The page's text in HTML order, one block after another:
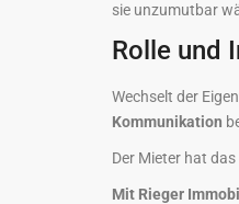
sie unzumutbar
Rolle und
Wechselt der
Kommunikation
Der Mieter hat
Mit Rieger